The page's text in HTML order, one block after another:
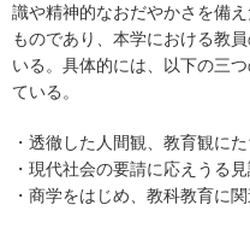
識や精神的なおだやかさを備
ものであり、本学における教
いる。具体的には、以下の三
ている。
・透徹した人間観、教育観に
・現代社会の要請に応えうる
・商学をはじめ、教科教育に